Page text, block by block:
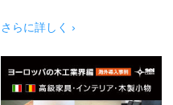
さらに詳しく ›